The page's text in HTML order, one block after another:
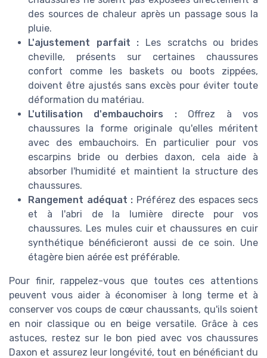
des sources de chaleur après un passage sous la
pluie.
L'ajustement parfait : Les scratchs ou brides
cheville, présents sur certaines chaussures
confort comme les baskets ou boots zippées,
doivent être ajustés sans excès pour éviter toute
déformation du matériau.
L'utilisation d'embauchoirs :Offrez à vos
chaussures la forme originale qu'elles méritent
avec des embauchoirs. En particulier pour vos
escarpins bride ou derbies daxon, cela aide à
absorber l'humidité et maintient la structure des
chaussures.
Rangement adéquat : Préférez des espaces secs
et à l'abri de la lumière directe pour vos
chaussures. Les mules cuir et chaussures en cuir
synthétique bénéficieront aussi de ce soin. Une
étagère bien aérée est préférable.
Pour finir, rappelez-vous que toutes ces attentions
peuvent vous aider à économiser à long terme et à
conserver vos coups de cœur chaussants, qu'ils soient
en noir classique ou en beige versatile. Grâce à ces
astuces, restez sur le bon pied avec vos chaussures
Daxon et assurez leur longévité, tout en bénéficiant du